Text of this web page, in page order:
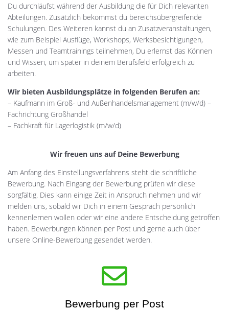
Du durchläufst während der Ausbildung die für Dich relevanten
Abteilungen. Zusätzlich bekommst du bereichsübergreifende
Schulungen. Des Weiteren kannst du an Zusatzveranstaltungen,
wie zum Beispiel Ausflüge, Workshops, Werksbesichtigungen,
Messen und Teamtrainings teilnehmen, Du erlernst das Können
und Wissen, um später in deinem Berufsfeld erfolgreich zu
arbeiten.
Wir bieten Ausbildungsplätze in folgenden Berufen an:
– Kaufmann im Groß- und Außenhandelsmanagement (m/w/d) –
Fachrichtung Großhandel
– Fachkraft für Lagerlogistik (m/w/d)
Wir freuen uns auf Deine Bewerbung
Am Anfang des Einstellungsverfahrens steht die schriftliche
Bewerbung. Nach Eingang der Bewerbung prüfen wir diese
sorgfältig. Dies kann einige Zeit in Anspruch nehmen und wir
melden uns, sobald wir Dich in einem Gespräch persönlich
kennenlernen wollen oder wir eine andere Entscheidung getroffen
haben. Bewerbungen können per Post und gerne auch über
unsere Online-Bewerbung gesendet werden.
Bewerbung per Post